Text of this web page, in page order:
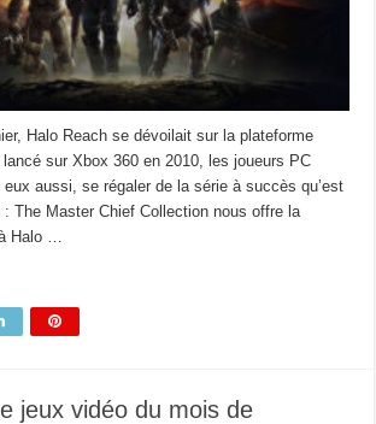
Halo Reach se dévoilait sur la plateforme
sur Xbox 360 en 2010, les joueurs PC
aussi, se régaler de la série à succès qu’est
The Master Chief Collection nous offre la
Halo …
jeux vidéo du mois de